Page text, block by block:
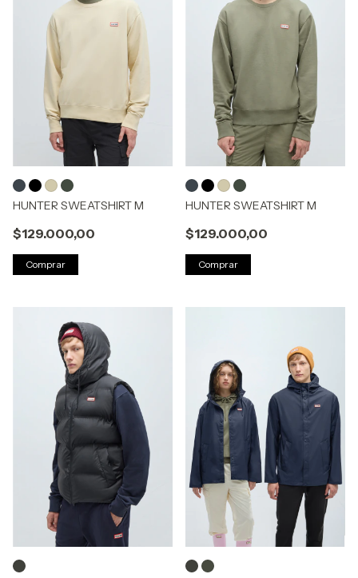
HUNTER SWEATSHIRT M
$129.000,00
Comprar
HUNTER SWEATSHIRT M
$129.000,00
Comprar